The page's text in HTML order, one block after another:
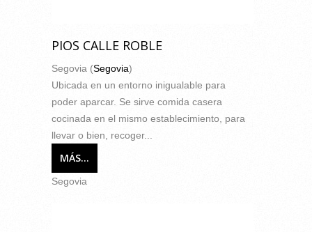
PIOS CALLE ROBLE
Segovia (Segovia)
Ubicada en un entorno inigualable para
poder aparcar. Se sirve comida casera
cocinada en el mismo establecimiento, para
llevar o bien, recoger...
MÁS...
Segovia